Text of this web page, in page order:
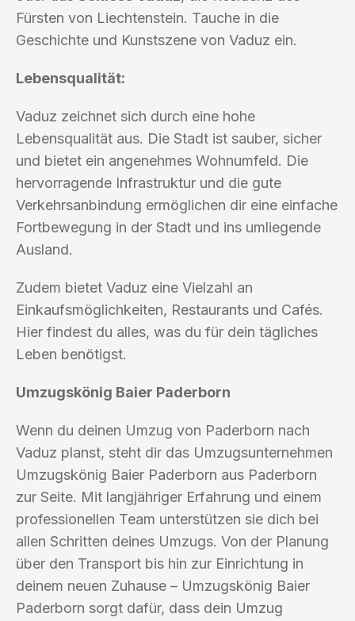
Fürsten von Liechtenstein. Tauche in die
Geschichte und Kunstszene von Vaduz ein.
Lebensqualität:
Vaduz zeichnet sich durch eine hohe
Lebensqualität aus. Die Stadt ist sauber, sicher
und bietet ein angenehmes Wohnumfeld. Die
hervorragende Infrastruktur und die gute
Verkehrsanbindung ermöglichen dir eine einfache
Fortbewegung in der Stadt und ins umliegende
Ausland.
Zudem bietet Vaduz eine Vielzahl an
Einkaufsmöglichkeiten, Restaurants und Cafés.
Hier findest du alles, was du für dein tägliches
Leben benötigst.
Umzugskönig Baier Paderborn
Wenn du deinen Umzug von Paderborn nach
Vaduz planst, steht dir das Umzugsunternehmen
Umzugskönig Baier Paderborn aus Paderborn
zur Seite. Mit langjähriger Erfahrung und einem
professionellen Team unterstützen sie dich bei
allen Schritten deines Umzugs. Von der Planung
über den Transport bis hin zur Einrichtung in
deinem neuen Zuhause – Umzugskönig Baier
Paderborn sorgt dafür, dass dein Umzug